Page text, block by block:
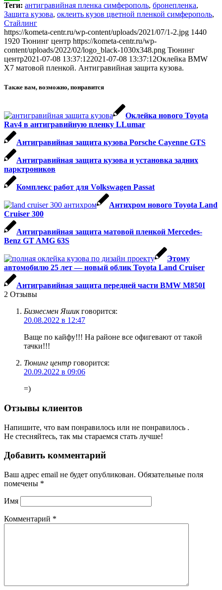
WhatsApp
Теги: антигравийная пленка симферополь, бронепленка,
Защита кузова, оклеить кузов цветной пленкой симферополь,
Стайлинг
https://kometa-centr.ru/wp-content/uploads/2021/07/1-2.jpg 1440
1920 Тюнинг центр https://kometa-centr.ru/wp-
content/uploads/2022/02/logo_black-1030x348.png Тюнинг
центр2021-07-08 13:37:122021-07-08 13:37:12Оклейка BMW
X7 матовой пленкой. Антигравийная защита кузова.
Также вам, возможно, понравится
Оклейка нового Toyota
Rav4 в антигравийную пленку LLumar
Антигравийная защита кузова Porsche Cayenne GTS
Антигравийная защита кузова и установка задних
парктроников
Комплекс работ для Volkswagen Passat
Антихром нового Toyota Land
Cruiser 300
Антигравийная защита матовой пленкой Mercedes-
Benz GT AMG 63S
Этому
автомобилю 25 лет — новый облик Toyota Land Cruiser
Антигравийная защита передней части BMW M850I
2 Отзывы
Бизнесмен Яшик говорится:
20.08.2022 в 12:47
Ваще по кайфу!!! На районе все офигевают от такой
тачки!!!
Тюнинг центр говорится:
20.09.2022 в 09:06
=)
Отзывы клиентов
Напишите, что вам понравилось или не понравилось .
Не стесняйтесь, так мы стараемся стать лучше!
Добавить комментарий
Ваш адрес email не будет опубликован. Обязательные поля
помечены *
Имя
Комментарий *